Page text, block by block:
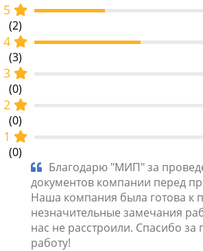
5
(2)
4
(3)
3
(0)
2
(0)
1
(0)
Благодарю "МИП" за
документов компании перед
Наша компания была готова к
незначительные замечания
нас не расстроили. Спасибо
работу!